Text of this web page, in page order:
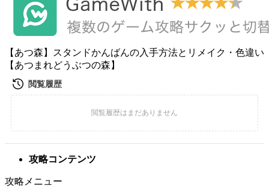
【あつ森】スタンドかんばんの入手方法とリメイク・色違い
【あつまれどうぶつの森】
攻略コンテンツ
攻略メニュー